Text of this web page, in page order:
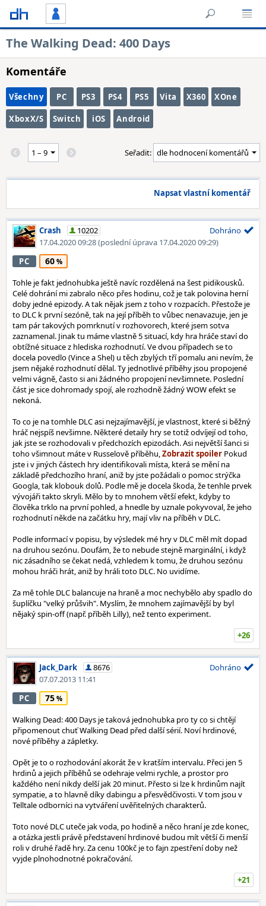
The Walking Dead: 400 Days
Komentáře
Všechny PC PS3 PS4 PS5 Vita X360 XOne
XboxX/S Switch iOS Android
Seřadit:
Napsat vlastní komentář
Crash
10202
17.04.2020 09:28(poslední úprava 17.04.2020 09:29)
Dohráno
PC 60
Tohle je fakt jednohubka ještě navíc rozdělená na šest pidikousků.
Celé dohrání mi zabralo něco přes hodinu, což je tak polovina herní
doby jedné epizody. A tak nějak jsem z toho v rozpacích. Přestože je
to DLC k první sezóně, tak na její příběh to vůbec nenavazuje, jen je
tam pár takových pomrknutí v rozhovorech, které jsem sotva
zaznamenal. Jinak tu máme vlastně 5 situací, kdy hra hráče staví do
obtížné situace z hlediska rozhodnutí. Ve dvou případech se to
docela povedlo (Vince a Shel) u těch zbylých tří pomalu ani nevím, že
jsem nějaké rozhodnutí dělal. Ty jednotlivé příběhy jsou propojené
velmi vágně, často si ani žádného propojení nevšimnete. Poslední
část je sice dohromady spojí, ale rozhodně žádný WOW efekt se
nekoná.
To co je na tomhle DLC asi nejzajímavější, je vlastnost, které si běžný
hráč nejspíš nevšimne. Některé detaily hry se totiž odvíjejí od toho,
jak jste se rozhodovali v předchozích epizodách. Asi největší šanci si
toho všimnout máte v Russelově příběhu,
Pokud
jste i v jiných částech hry identifikovali místa, která se mění na
základě předchozího hraní, aniž by jste požádali o pomoc strýčka
Googla, tak klobouk dolů. Podle mě je docela škoda, že tenhle prvek
vývojáři takto skryli. Mělo by to mnohem větší efekt, kdyby to
člověka trklo na první pohled, a hnedle by uznale pokyvoval, že jeho
rozhodnutí někde na začátku hry, mají vliv na příběh v DLC.
Podle informací v popisu, by výsledek mé hry v DLC měl mít dopad
na druhou sezónu. Doufám, že to nebude stejně marginální, i když
nic zásadního se čekat nedá, vzhledem k tomu, že druhou sezónu
mohou hráči hrát, aniž by hráli toto DLC. No uvidíme.
Za mě tohle DLC balancuje na hraně a moc nechybělo aby spadlo do
šuplíčku "velký průšvih". Myslím, že mnohem zajímavější by byl
nějaký spin-off (např. příběh Lilly), než tento experiment.
+26
Jack_Dark
8676
07.07.2013 11:41
Dohráno
PC 75
Walking Dead: 400 Days je taková jednohubka pro ty co si chtějí
připomenout chuť Walking Dead před další sérií. Noví hrdinové,
nové příběhy a zápletky.
Opět je to o rozhodování akorát že v kratším intervalu. Přeci jen 5
hrdinů a jejich příběhů se odehraje velmi rychle, a prostor pro
každého není nikdy delší jak 20 minut. Přesto si lze k hrdinům najít
sympatie, a to hlavně díky dabingu a přesvědčivosti. V tom jsou v
Telltale odborníci na vytváření uvěřitelných charakterů.
Toto nové DLC uteče jak voda, po hodině a něco hraní je zde konec,
a otázka jestli právě představení hrdinové budou mít větší či menší
roli v druhé řadě hry. Za cenu 100kč je to fajn zpestření doby než
vyjde plnohodnotné pokračování.
+21